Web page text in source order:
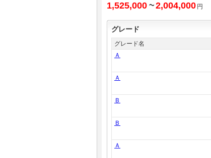
1,525,000 ~2,004,000 円
グレード
グレード名
Ａ
Ａ
Ｂ
Ｂ
Ａ